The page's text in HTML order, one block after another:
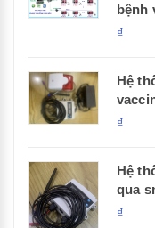
bệnh
₫
Hệ
₫
Hệ
qua
₫